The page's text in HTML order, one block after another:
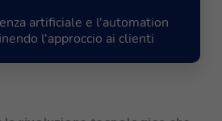
artificiale e l'automation
l'approccio ai clienti